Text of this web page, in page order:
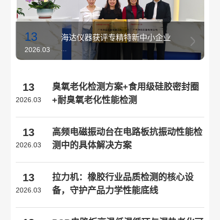
13
2026.03
海达仪器获评专精特新中小企业
...
13
2026.03
臭氧老化检测方案+食用级硅胶密封圈
+耐臭氧老化性能检测
13
2026.03
高频电磁振动台在电路板抗振动性能检
测中的具体解决方案
13
2026.03
拉力机：橡胶行业品质检测的核心设
备，守护产品力学性能底线